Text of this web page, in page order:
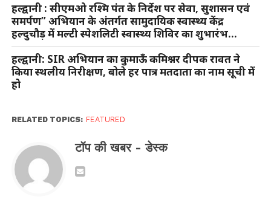
हल्द्वानी : सीएमओ रश्मि पंत के निर्देश पर सेवा, सुशासन एवं
समर्पण” अभियान के अंतर्गत सामुदायिक स्वास्थ्य केंद्र
हल्दुचौड़ में मल्टी स्पेशलिटी स्वास्थ्य शिविर का शुभारंभ…
हल्द्वानी: SIR अभियान का कुमाऊँ कमिश्नर दीपक रावत ने
किया स्थलीय निरीक्षण, बोले हर पात्र मतदाता का नाम सूची में
हो
RELATED TOPICS: FEATURED
टॉप की खबर - डेस्क